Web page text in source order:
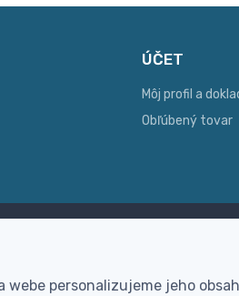
ÚČET
Môj profil a
Obľúbený tovar
webe personalizujeme jeho